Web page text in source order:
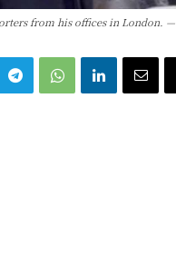
from his offices in London. —